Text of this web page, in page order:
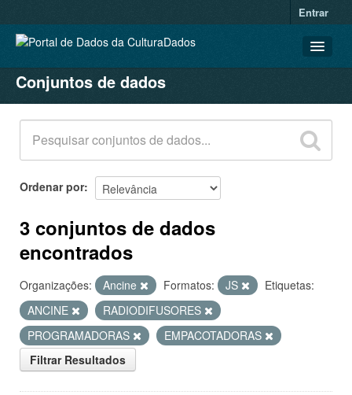
Entrar
CONJUNTOS DE DADOS
ORGANIZAÇÕES
GRUPOS
SOBRE
Conjuntos de dados
Ordenar por
3 conjuntos de dados
encontrados
Organizações: Ancine Formatos: JS
Etiquetas:
ANCINE
RADIODIFUSORES
PROGRAMADORAS
EMPACOTADORAS
Filtrar Resultados